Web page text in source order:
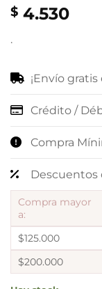
$ 4.530
.
¡Envío
Crédito /
Compra
Descuentos
Compra mayor
a:
$125.000
$200.000